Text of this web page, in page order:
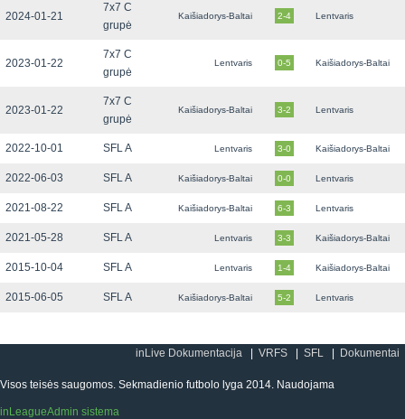
2024-01-21
7x7 C
grupė
Kaišiadorys-Baltai 2-4 Lentvaris
2023-01-22
7x7 C
grupė
Lentvaris 0-5 Kaišiadorys-Baltai
2023-01-22
7x7 C
grupė
Kaišiadorys-Baltai 3-2 Lentvaris
2022-10-01 SFL A Lentvaris 3-0 Kaišiadorys-Baltai
2022-06-03 SFL A Kaišiadorys-Baltai 0-0 Lentvaris
2021-08-22 SFL A Kaišiadorys-Baltai 6-3 Lentvaris
2021-05-28 SFL A Lentvaris 3-3 Kaišiadorys-Baltai
2015-10-04 SFL A Lentvaris 1-4 Kaišiadorys-Baltai
2015-06-05 SFL A Kaišiadorys-Baltai 5-2 Lentvaris
inLive Dokumentacija VRFS SFL Dokumentai
Visos teisės saugomos. Sekmadienio futbolo lyga 2014. Naudojama
inLeagueAdmin sistema